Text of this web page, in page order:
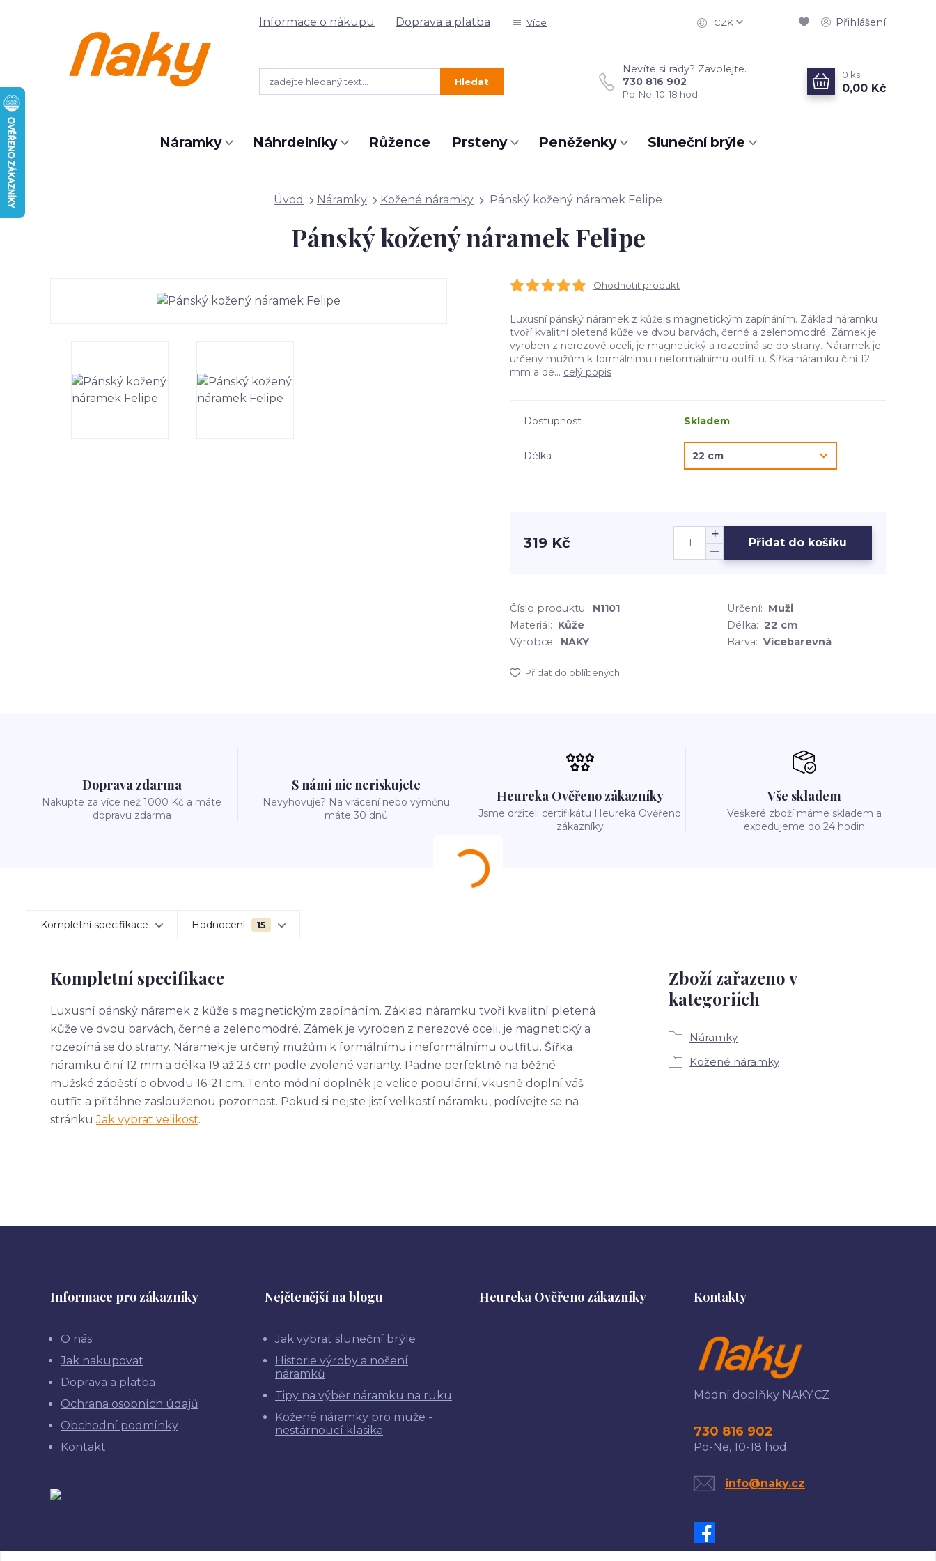
Informace o nákupu Doprava a platba Více CZK Přihlášení
Hledat
Nevíte si rady? Zavolejte.
730 816 902
Po-Ne, 10-18 hod.
0 ks
0,00 Kč
Náramky Náhrdelníky Růžence Prsteny Peněženky Sluneční brýle
Úvod Náramky Kožené náramky Pánský kožený náramek Felipe
Pánský kožený náramek Felipe
Ohodnotit produkt
Luxusní pánský náramek z kůže s magnetickým zapínáním. Základ náramku
tvoří kvalitní pletená kůže ve dvou barvách, černé a zelenomodré. Zámek je
vyroben z nerezové oceli, je magnetický a rozepíná se do strany. Náramek je
určený mužům k formálnímu i neformálnímu outfitu. Šířka náramku činí 12
mm a dé... celý popis
Dostupnost Skladem
Délka
319 Kč Přidat do košíku
Číslo produktu: N1101 Určení: Muži
Materiál: Kůže Délka: 22 cm
Výrobce: NAKY Barva: Vícebarevná
Přidat do oblíbených
Doprava zdarma
Nakupte za více než 1000 Kč a máte
dopravu zdarma
S námi nic neriskujete
Nevyhovuje? Na vrácení nebo výměnu
máte 30 dnů
Heureka Ověřeno zákazníky
Jsme držiteli certifikátu Heureka Ověřeno
zákazníky
Vše skladem
Veškeré zboží máme skladem a
expedujeme do 24 hodin
Kompletní specifikace Hodnocení 15
Kompletní specifikace
Luxusní pánský náramek z kůže s magnetickým zapínáním. Základ náramku tvoří kvalitní pletená
kůže ve dvou barvách, černé a zelenomodré. Zámek je vyroben z nerezové oceli, je magnetický a
rozepíná se do strany. Náramek je určený mužům k formálnímu i neformálnímu outfitu. Šířka
náramku činí 12 mm a délka 19 až 23 cm podle zvolené varianty. Padne perfektně na běžné
mužské zápěstí o obvodu 16-21 cm. Tento módní doplněk je velice populární, vkusně doplní váš
outfit a přitáhne zaslouženou pozornost. Pokud si nejste jistí velikostí náramku, podívejte se na
stránkuJak vybrat velikost.
Zboží zařazeno v
kategoriích
Náramky
Kožené náramky
Informace pro zákazníky
O nás
Jak nakupovat
Doprava a platba
Ochrana osobních údajů
Obchodní podmínky
Kontakt
Nejčtenější na blogu
Jak vybrat sluneční brýle
Historie výroby a nošení
náramků
Tipy na výběr náramku na ruku
Kožené náramky pro muže -
nestárnoucí klasika
Heureka Ověřeno zákazníky Kontakty
Módní doplňky NAKY.CZ
730 816 902
Po-Ne, 10-18 hod.
info@naky.cz